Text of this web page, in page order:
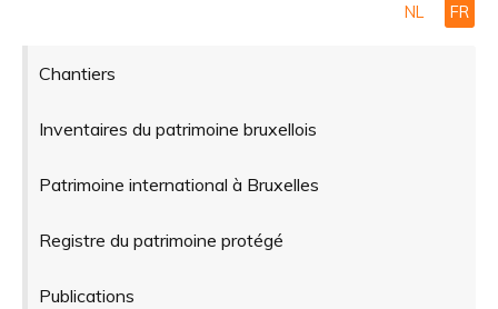
NL FR
Chantiers
Inventaires du patrimoine bruxellois
Patrimoine international à Bruxelles
Registre du patrimoine protégé
Publications